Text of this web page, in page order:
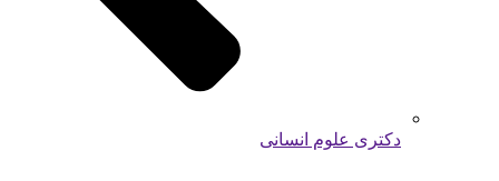
دکتری علوم انسانی